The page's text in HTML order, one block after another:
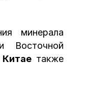
минерала
Восточной
Китае также